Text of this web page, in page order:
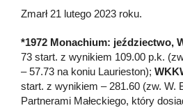
Zmarł 21 lutego 2023 roku.
*1972 Monachium: jeździectwo,
73 start. z wynikiem 109.00 p.k.
– 57.73 na koniu Laurieston);
start. z wynikiem – 281.60 (zw. W.
Partnerami Małeckiego, który